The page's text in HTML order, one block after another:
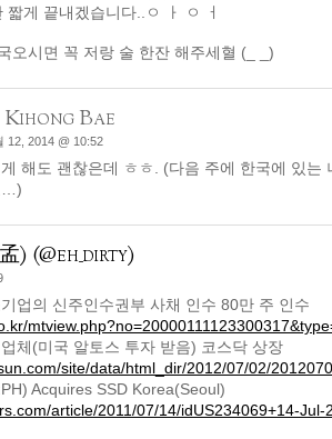
게 끝내겠습니다..ㅇ ㅏ ㅇ ㅓ
오시면 꼭 저랑 술 한잔 해주세혈 (_ _)
Kihong Bae
12, 2014 @ 10:52
해도 괜찮은데 ㅎㅎ. (다음 주에 한국에 있는
…)
) (@eh_dirty)
업의 신주인수권부 사채 인수 80만 주 인수
체(미국 알토스 투자 받음) 코스닥 상장
site/data/html_dir/2012/07/02/
Acquires SSD Korea(Seoul)
article/2011/07/14/idUS234069+14-Jul-